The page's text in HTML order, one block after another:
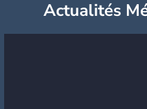
Actualités